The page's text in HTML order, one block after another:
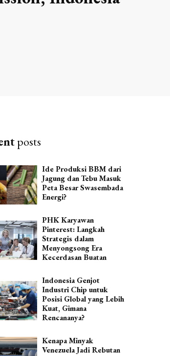
posts
Ide Produksi BBM dari
Jagung dan Tebu Masuk
Peta Besar Swasembada
Energi?
PHK Karyawan
Pinterest: Langkah
Strategis dalam
Menyongsong Era
Kecerdasan Buatan
Indonesia Genjot
Industri Chip untuk
Posisi Global yang Lebih
Kuat, Gimana
Rencananya?
Kenapa Minyak
Venezuela Jadi Rebutan